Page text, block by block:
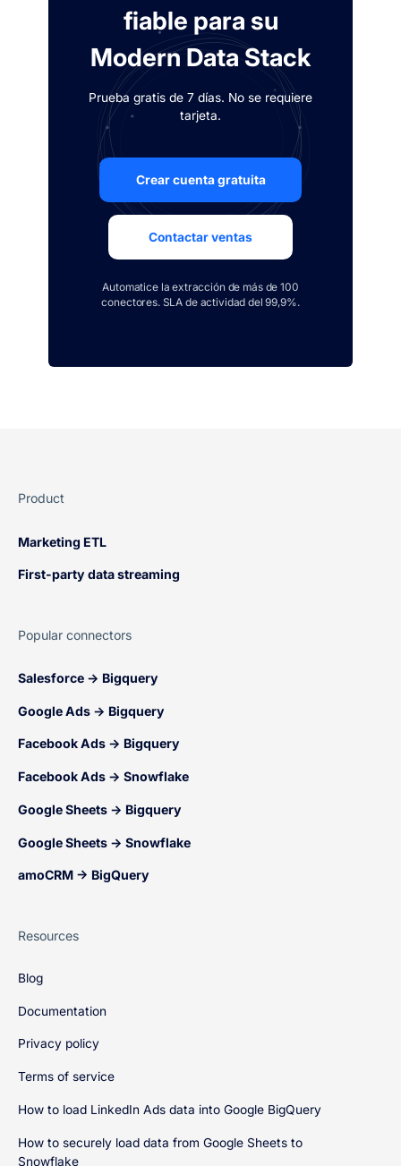
fiable para su
Modern Data Stack
Prueba gratis de 7 días. No se requiere
tarjeta.
Crear cuenta gratuita
Contactar ventas
Automatice la extracción de más de 100
conectores. SLA de actividad del 99,9%.
Product
Marketing ETL
First-party data streaming
Popular connectors
Salesforce → Bigquery
Google Ads → Bigquery
Facebook Ads → Bigquery
Facebook Ads → Snowflake
Google Sheets → Bigquery
Google Sheets → Snowflake
amoCRM → BigQuery
Resources
Blog
Documentation
Privacy policy
Terms of service
How to load LinkedIn Ads data into Google BigQuery
How to securely load data from Google Sheets to
Snowflake